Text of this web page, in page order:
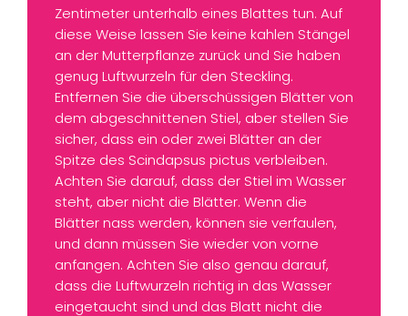
Zentimeter unterhalb eines Blattes tun. Auf
diese Weise lassen Sie keine kahlen Stängel
an der Mutterpflanze zurück und Sie haben
genug Luftwurzeln für den Steckling.
Entfernen Sie die überschüssigen Blätter von
dem abgeschnittenen Stiel, aber stellen Sie
sicher, dass ein oder zwei Blätter an der
Spitze des Scindapsus pictus verbleiben.
Achten Sie darauf, dass der Stiel im Wasser
steht, aber nicht die Blätter. Wenn die
Blätter nass werden, können sie verfaulen,
und dann müssen Sie wieder von vorne
anfangen. Achten Sie also genau darauf,
dass die Luftwurzeln richtig in das Wasser
eingetaucht sind und das Blatt nicht die